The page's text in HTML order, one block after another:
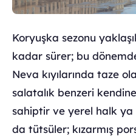
Koryuşka sezonu
kadar sürer; bu
Neva kıyılarında taze
salatalık benzeri
sahiptir ve yerel halk ya
da tütsüler; kızarmış